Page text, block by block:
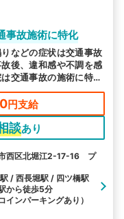
事故施術に特化
などの症状は交通事故
後、違和感や不調を感
交通事故の施術に特化
円支給
談あり
西区北堀江2-17-16 プ
/ 西長堀駅 / 四ツ橋駅
から徒歩5分
インパーキングあり）